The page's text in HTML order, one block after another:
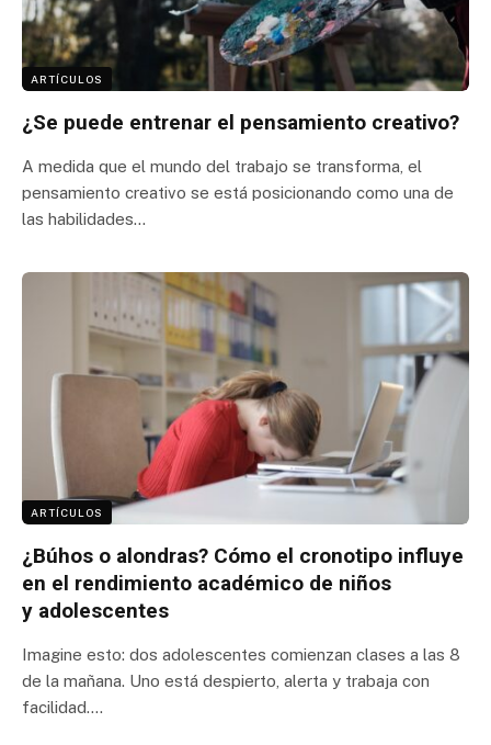
ARTÍCULOS
¿Se puede entrenar el pensamiento creativo?
A medida que el mundo del trabajo se transforma, el
pensamiento creativo se está posicionando como una de
las habilidades…
ARTÍCULOS
¿Búhos o alondras? Cómo el cronotipo influye
en el rendimiento académico de niños
y adolescentes
Imagine esto: dos adolescentes comienzan clases a las 8
de la mañana. Uno está despierto, alerta y trabaja con
facilidad.…